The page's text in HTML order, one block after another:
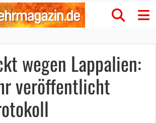
wegen Lappalien:
veröffentlicht